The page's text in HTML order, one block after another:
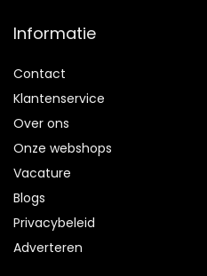
Informatie
Contact
Klantenservice
Over ons
Onze webshops
Vacature
Blogs
Privacybeleid
Adverteren